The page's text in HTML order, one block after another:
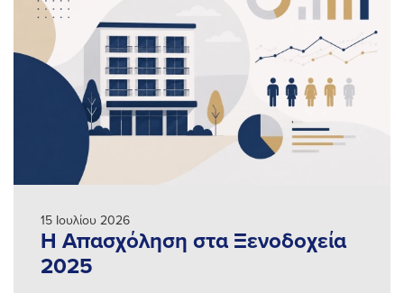
15 Ιουλίου 2026
Η Απασχόληση στα Ξενοδοχεία
2025